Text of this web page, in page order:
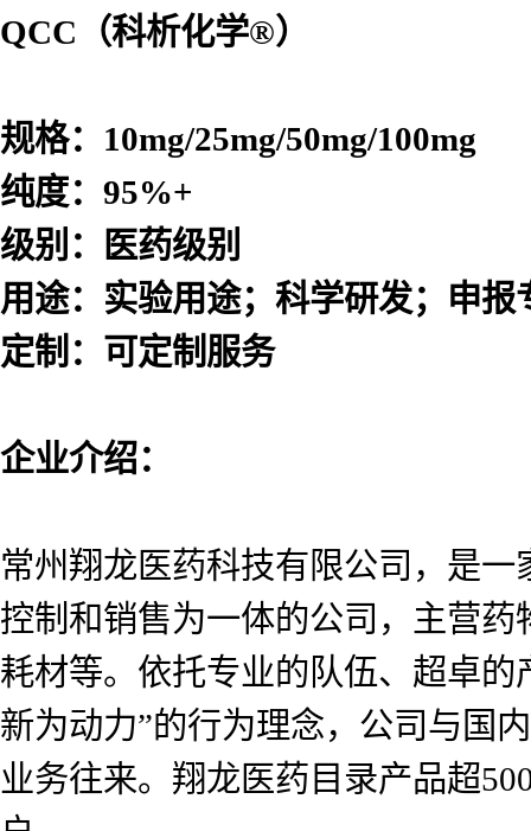
QCC（科析化学®）
规格：10mg/25mg/50mg/100mg
纯度：95%+
级别：医药级别
用途：实验用途；科学研发；申报
定制：可定制服务
企业介绍：
常州翔龙医药科技有限公司，是
控制和销售为一体的公司，主营
耗材等。依托专业的队伍、超卓
新为动力”的行为理念，公司与国
业务往来。翔龙医药目录产品超